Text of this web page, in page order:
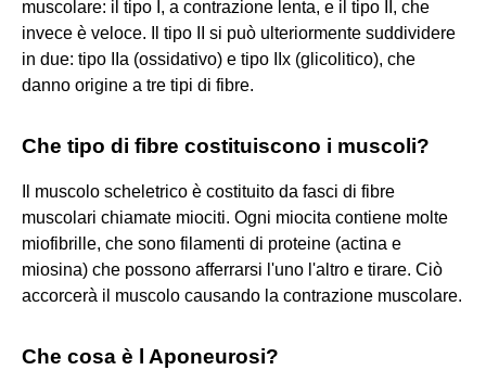
muscolare: il tipo I, a contrazione lenta, e il tipo II, che
invece è veloce. Il tipo II si può ulteriormente suddividere
in due: tipo IIa (ossidativo) e tipo IIx (glicolitico), che
danno origine a tre tipi di fibre.
Che tipo di fibre costituiscono i muscoli?
Il muscolo scheletrico è costituito da fasci di fibre
muscolari chiamate miociti. Ogni miocita contiene molte
miofibrille, che sono filamenti di proteine (actina e
miosina) che possono afferrarsi l'uno l'altro e tirare. Ciò
accorcerà il muscolo causando la contrazione muscolare.
Che cosa è l Aponeurosi?